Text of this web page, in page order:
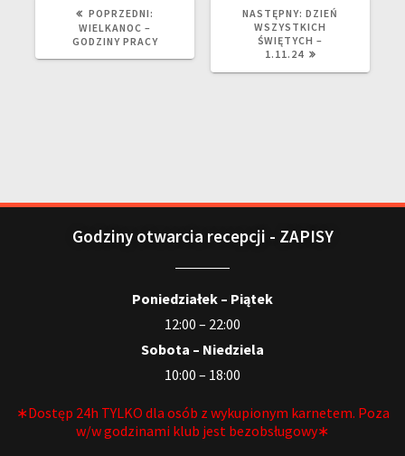
POPRZEDNI:
WIELKANOC –
GODZINY PRACY
NASTĘPNY: DZIEŃ
WSZYSTKICH
ŚWIĘTYCH –
1.11.24
Godziny otwarcia recepcji - ZAPISY
Poniedziałek – Piątek
12:00 – 22:00
Sobota – Niedziela
10:00 – 18:00
∗Dostęp 24h TYLKO dla osób z wykupionym karnetem. Poza
w/w godzinami klub jest bezobsługowy∗